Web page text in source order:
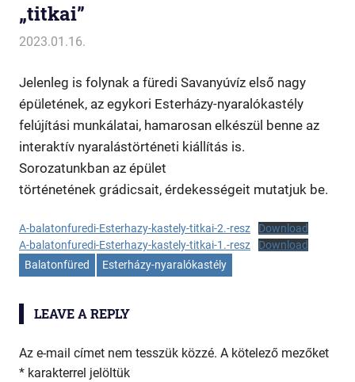
„titkai”
2023.01.16.
Jelenleg is folynak a füredi Savanyúvíz első nagy
épületének, az egykori Esterházy-nyaralókastély
felújítási munkálatai, hamarosan elkészül benne az
interaktív nyaralástörténeti kiállítás is.
Sorozatunkban az épület
történetének grádicsait, érdekességeit mutatjuk be.
A-balatonfuredi-Esterhazy-kastely-titkai-2.-resz
Download
A-balatonfuredi-Esterhazy-kastely-titkai-1.-resz
Download
Balatonfüred
Esterházy-nyaralókastély
LEAVE A REPLY
Az e-mail címet nem tesszük közzé. A kötelező mezőket
* karakterrel jelöltük